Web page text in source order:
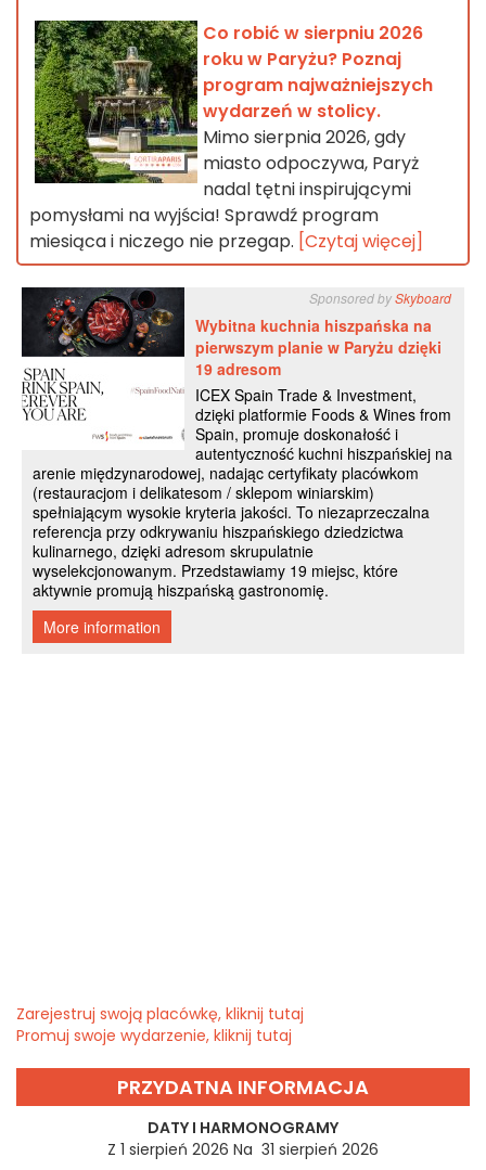
Co robić w sierpniu 2026
roku w Paryżu? Poznaj
program najważniejszych
wydarzeń w stolicy.
Mimo sierpnia 2026, gdy
miasto odpoczywa, Paryż
nadal tętni inspirującymi
pomysłami na wyjścia! Sprawdź program
miesiąca i niczego nie przegap. [Czytaj więcej]
Zarejestruj swoją placówkę, kliknij tutaj
Promuj swoje wydarzenie, kliknij tutaj
PRZYDATNA INFORMACJA
DATY I HARMONOGRAMY
Z 1 sierpień 2026 Na 31 sierpień 2026